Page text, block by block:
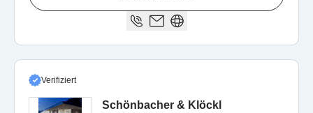
Verifiziert
Schönbacher & Klöckl